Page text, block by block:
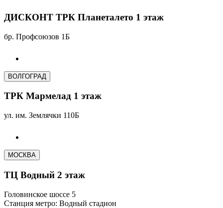
ДИСКОНТ ТРК Планеталето 1 этаж
бр. Профсоюзов 1Б
ВОЛГОГРАД
ТРК Мармелад 1 этаж
ул. им. Землячки 110Б
МОСКВА
ТЦ Водный 2 этаж
Головинское шоссе 5
Станция метро: Водный стадион